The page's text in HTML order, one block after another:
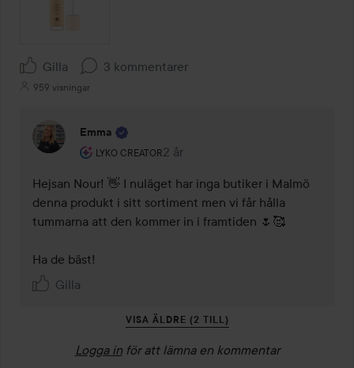
Gilla 3 kommentarer
959 visningar
Emma
LYKO CREATOR
Användarens roll: Lyko Creator.
2 år
Kommentaren lades 2 år
Hejsan Nour! 👋 I nuläget har inga butiker i Malmö
denna produkt i sitt sortiment men vi får hålla
tummarna att den kommer in i framtiden 🌷🥰
Ha de bäst!
Gilla
VISA ÄLDRE (2 TILL)
Logga in för att lämna en kommentar